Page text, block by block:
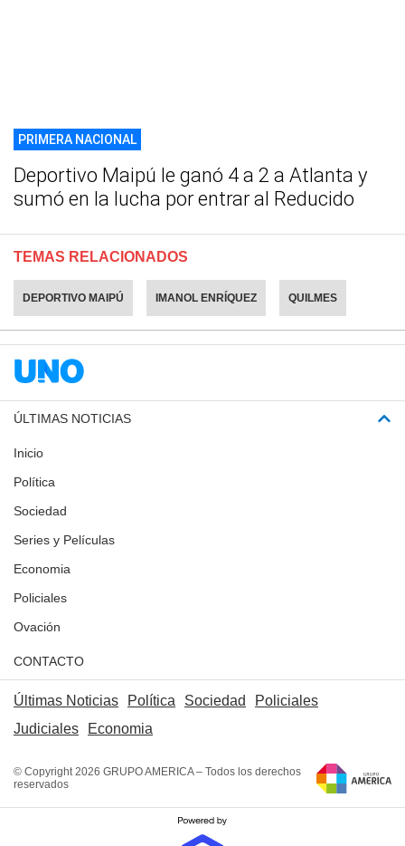
PRIMERA NACIONAL
Deportivo Maipú le ganó 4 a 2 a Atlanta y
sumó en la lucha por entrar al Reducido
TEMAS RELACIONADOS
DEPORTIVO MAIPÚ IMANOL ENRÍQUEZ QUILMES
ÚLTIMAS NOTICIAS
Inicio
Política
Sociedad
Series y Películas
Economia
Policiales
Ovación
CONTACTO
Últimas Noticias Política Sociedad
Policiales
Judiciales
Economia
© Copyright 2026 GRUPO AMERICA – Todos los derechos
reservados